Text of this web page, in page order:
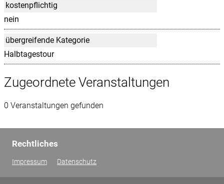
kostenpflichtig
nein
übergreifende Kategorie
Halbtagestour
Zugeordnete Veranstaltungen
0 Veranstaltungen gefunden
Rechtliches
Impressum Datenschutz